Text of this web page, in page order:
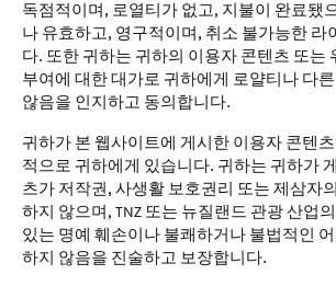
독점적이며, 로열티가 없고, 지불이 완료됐
나 유효하고, 영구적이며, 취소 불가능한 라
다. 또한 귀하는 귀하의 이용자 콘텐츠 또는
부여에 대한 대가로 귀하에게 로얄티나 다
않음을 인지하고 동의합니다.
귀하가 본 웹사이트에 게시한 이용자 콘텐
적으로 귀하에게 있습니다. 귀하는 귀하가
츠가 저작권, 사생활 보호권리 또는 제삼자
하지 않으며, TNZ 또는 뉴질랜드 관광 산업
있는 명예 훼손이나 불쾌하거나 불법적인
하지 않음을 진술하고 보장합니다.